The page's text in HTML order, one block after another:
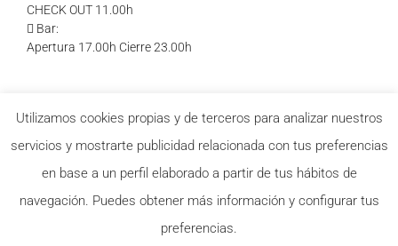
CHECK OUT 11.00h
Bar:
Apertura 17.00h Cierre 23.00h
¡Síguenos en redes!
2026 Casa carmina Hostel S.L. |
Utilizamos cookies propias y de terceros para analizar nuestros
servicios y mostrarte publicidad relacionada con tus preferencias
en base a un perfil elaborado a partir de tus hábitos de
navegación. Puedes obtener más información y configurar tus
preferencias.